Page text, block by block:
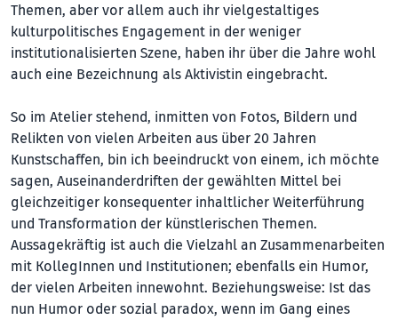
Themen, aber vor allem auch ihr vielgestaltiges
kulturpolitisches Engagement in der weniger
institutionalisierten Szene, haben ihr über die Jahre wohl
auch eine Bezeichnung als Aktivistin eingebracht.
So im Atelier stehend, inmitten von Fotos, Bildern und
Relikten von vielen Arbeiten aus über 20 Jahren
Kunstschaffen, bin ich beeindruckt von einem, ich möchte
sagen, Auseinanderdriften der gewählten Mittel bei
gleichzeitiger konsequenter inhaltlicher Weiterführung
und Transformation der künstlerischen Themen.
Aussagekräftig ist auch die Vielzahl an Zusammenarbeiten
mit KollegInnen und Institutionen; ebenfalls ein Humor,
der vielen Arbeiten innewohnt. Beziehungsweise: Ist das
nun Humor oder sozial paradox, wenn im Gang eines